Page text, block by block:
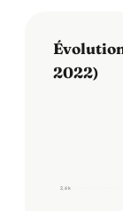
2022)
2,6 k